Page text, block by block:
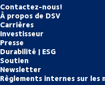
Contactez-nous!
À propos de DSV
Carrières
Investisseur
Presse
Durabilité | ESG
Soutien
Newsletter
Règlements internes sur les